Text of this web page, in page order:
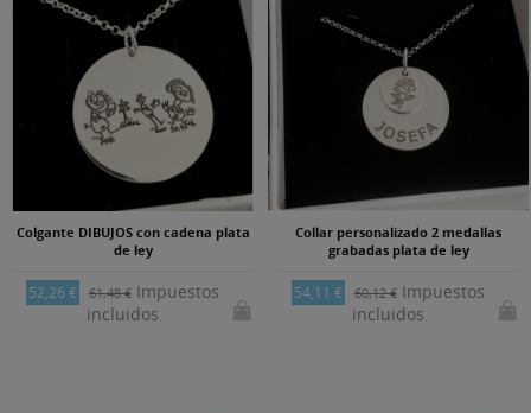
Colgante DIBUJOS con cadena plata
de ley
52,26 € 61,48 €Impuestos
incluidos
Collar personalizado 2 medallas
grabadas plata de ley
54,11 € 60,12 €Impuestos
incluidos